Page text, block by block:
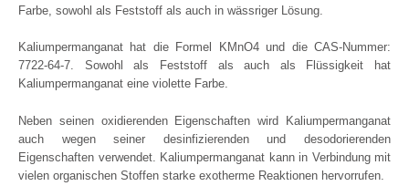
Farbe, sowohl als Feststoff als auch in wässriger Lösung.
Kaliumpermanganat hat die Formel KMnO4 und die CAS-Nummer:
7722-64-7. Sowohl als Feststoff als auch als Flüssigkeit hat
Kaliumpermanganat eine violette Farbe.
Neben seinen oxidierenden Eigenschaften wird Kaliumpermanganat
auch wegen seiner desinfizierenden und desodorierenden
Eigenschaften verwendet. Kaliumpermanganat kann in Verbindung mit
vielen organischen Stoffen starke exotherme Reaktionen hervorrufen.